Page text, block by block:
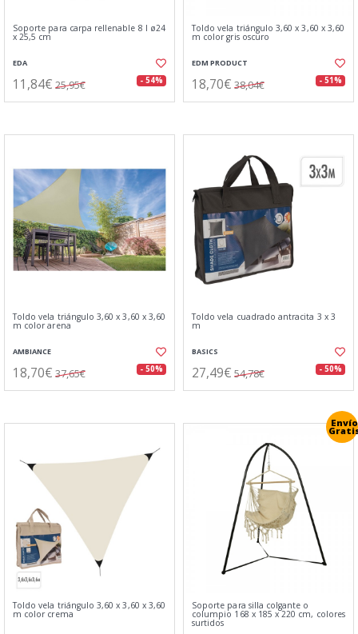
Soporte para carpa rellenable 8 l ø24
x 25,5 cm
EDA
11,84€ 25,95€ - 54%
Toldo vela triángulo 3,60 x 3,60 x 3,60
m color gris oscuro
EDM PRODUCT
18,70€ 38,04€ - 51%
Toldo vela triángulo 3,60 x 3,60 x 3,60
m color arena
AMBIANCE
18,70€ 37,65€ - 50%
Toldo vela cuadrado antracita 3 x 3
m
BASICS
27,49€ 54,78€ - 50%
Toldo vela triángulo 3,60 x 3,60 x 3,60
m color crema
Envío
Soporte para silla colgante o
columpio 168 x 185 x 220 cm, colores
surtidos